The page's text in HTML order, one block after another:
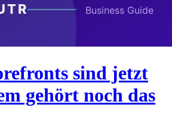
sind jetzt
gehört noch das